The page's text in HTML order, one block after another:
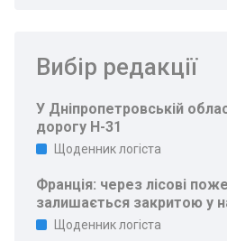
Вибір редакції
У Дніпропетровській
дорогу Н-31
Щоденник логіста
Франція: через лісові
залишається закритою у
Щоденник логіста